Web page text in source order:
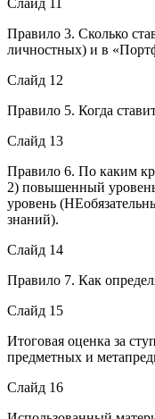
Правило 3. Сколько
личностных) и в
Слайд 12
Правило 5. Когда
Слайд 13
Правило 6. По каким
2) повышенный
уровень
знаний).
Слайд 14
Правило 7. Как
Слайд 15
Итоговая оценка за
предметных и
Слайд 16